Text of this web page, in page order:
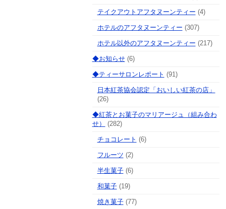
テイクアウトアフタヌーンティー (4)
ホテルのアフタヌーンティー (307)
ホテル以外のアフタヌーンティー (217)
◆お知らせ(6)
◆ティーサロンレポート (91)
日本紅茶協会認定「おいしい紅茶の店」
(26)
◆紅茶とお菓子のマリアージュ（組み合わ
せ）
(282)
チョコレート (6)
フルーツ (2)
半生菓子(6)
和菓子(19)
焼き菓子(77)